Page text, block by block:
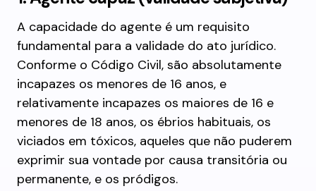
A capacidade do agente é um requisito
fundamental para a validade do ato jurídico.
Conforme o Código Civil, são absolutamente
incapazes os menores de 16 anos, e
relativamente incapazes os maiores de 16 e
menores de 18 anos, os ébrios habituais, os
viciados em tóxicos, aqueles que não puderem
exprimir sua vontade por causa transitória ou
permanente, e os pródigos.